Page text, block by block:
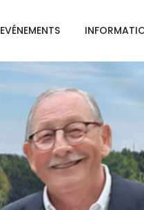
EVÉNEMENTS